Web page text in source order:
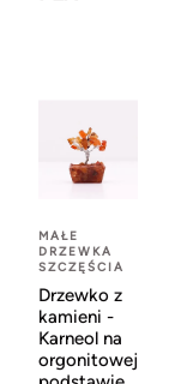
MAŁE
DRZEWKA
SZCZĘŚCIA
Drzewko z
kamieni -
Karneol na
orgonitowej